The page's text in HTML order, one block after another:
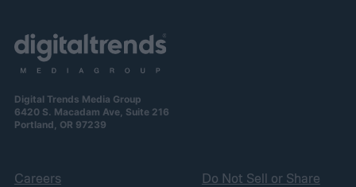
Digital Trends Media Group
6420 S. Macadam Ave, Suite 216
Portland, OR 97239
Careers Do Not Sell or Share